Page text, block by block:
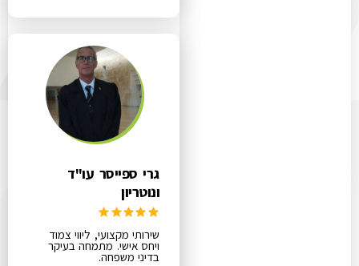
גרי ספייסר עו"ד
ונוטריון
שירותי מקצועי, ליווי צמוד
ויחס אישי. מתמחה בעיקר
בדיני משפחה.